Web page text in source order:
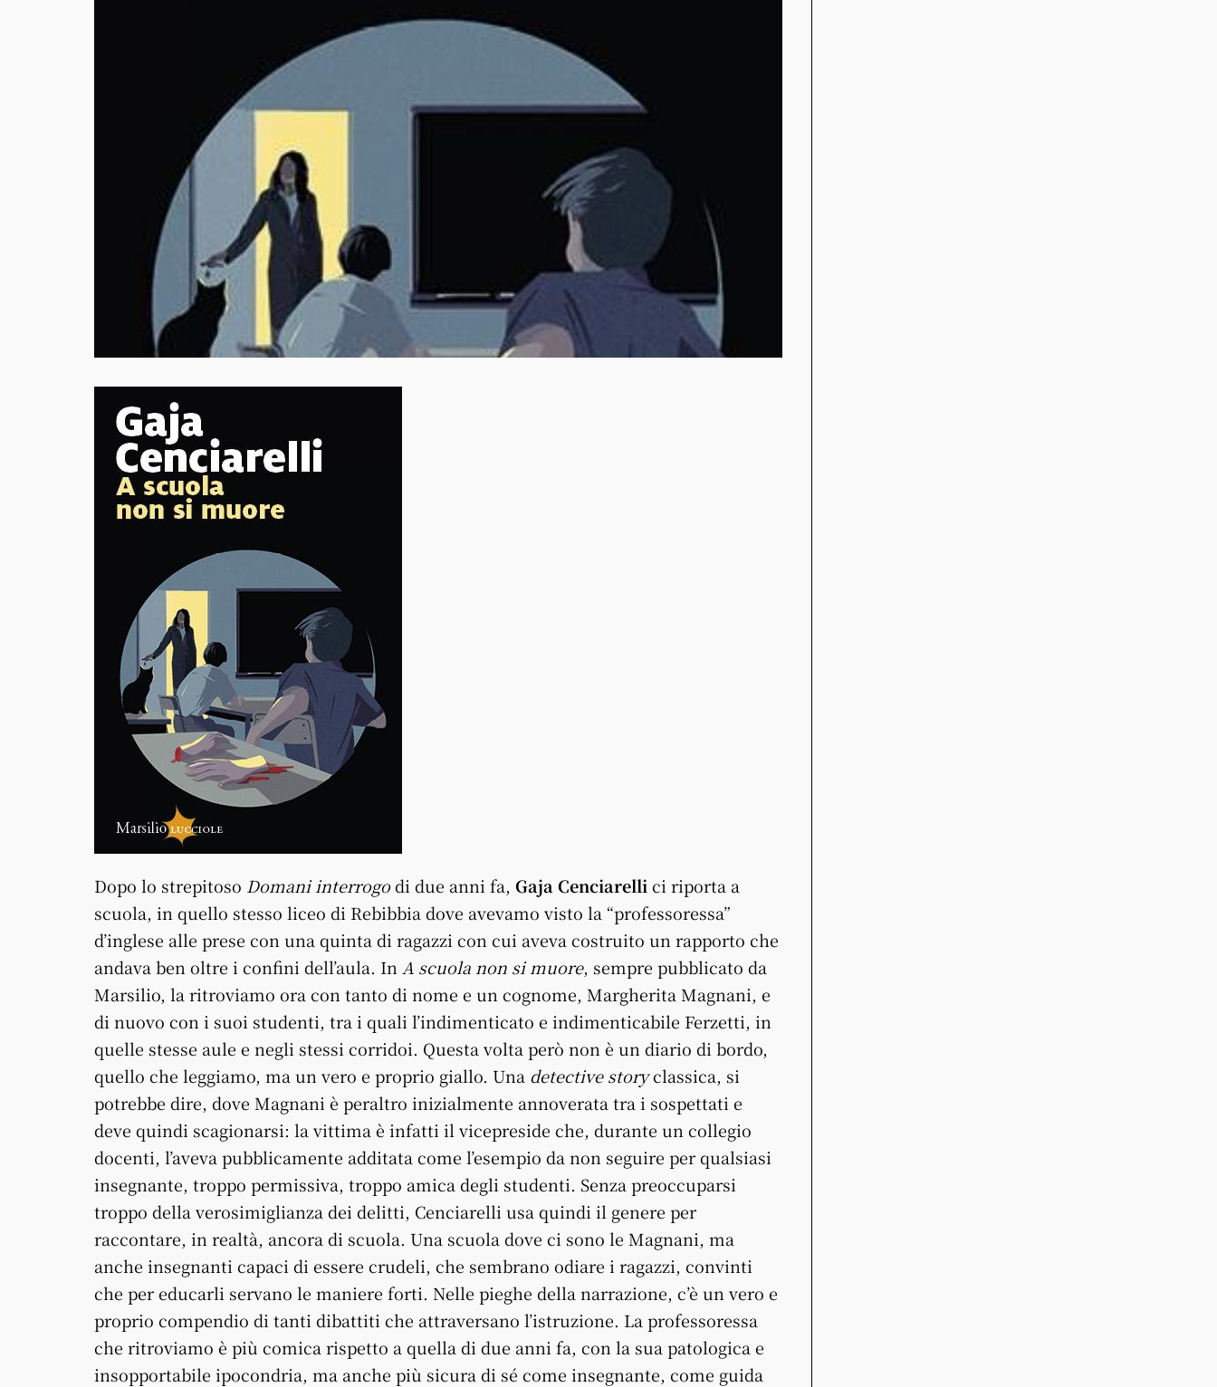
Dopo lo strepitoso Domani interrogodi due anni fa, Gaja Cenciarelli ci riporta a
scuola, in quello stesso liceo di Rebibbia dove avevamo visto la “professoressa”
d’inglese alle prese con una quinta di ragazzi con cui aveva costruito un rapporto che
andava ben oltre i confini dell’aula. In A scuola non si muore, sempre pubblicato da
Marsilio, la ritroviamo ora con tanto di nome e un cognome, Margherita Magnani, e
di nuovo con i suoi studenti, tra i quali l’indimenticato e indimenticabile Ferzetti, in
quelle stesse aule e negli stessi corridoi. Questa volta però non è un diario di bordo,
quello che leggiamo, ma un vero e proprio giallo. Una detective storyclassica, si
potrebbe dire, dove Magnani è peraltro inizialmente annoverata tra i sospettati e
deve quindi scagionarsi: la vittima è infatti il vicepreside che, durante un collegio
docenti, l’aveva pubblicamente additata come l’esempio da non seguire per qualsiasi
insegnante, troppo permissiva, troppo amica degli studenti. Senza preoccuparsi
troppo della verosimiglianza dei delitti, Cenciarelli usa quindi il genere per
raccontare, in realtà, ancora di scuola. Una scuola dove ci sono le Magnani, ma
anche insegnanti capaci di essere crudeli, che sembrano odiare i ragazzi, convinti
che per educarli servano le maniere forti. Nelle pieghe della narrazione, c’è un vero e
proprio compendio di tanti dibattiti che attraversano l’istruzione. La professoressa
che ritroviamo è più comica rispetto a quella di due anni fa, con la sua patologica e
insopportabile ipocondria, ma anche più sicura di sé come insegnante, come guida